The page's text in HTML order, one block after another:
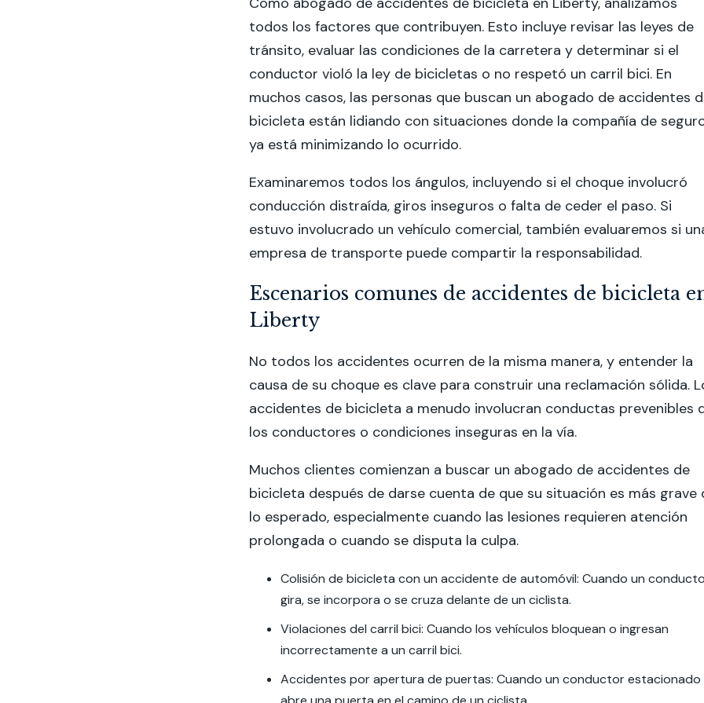
todos los factores que contribuyen. Esto incluye revisar las leyes de
tránsito, evaluar las condiciones de la carretera y determinar si el
conductor violó la ley de bicicletas o no respetó un carril bici. En
muchos casos, las personas que buscan un abogado de accidentes
bicicleta están lidiando con situaciones donde la compañía de
ya está minimizando lo ocurrido.
Examinaremos todos los ángulos, incluyendo si el choque involucró
conducción distraída, giros inseguros o falta de ceder el paso. Si
estuvo involucrado un vehículo comercial, también evaluaremos si
empresa de transporte puede compartir la responsabilidad.
Escenarios comunes de accidentes de bicicleta
Liberty
No todos los accidentes ocurren de la misma manera, y entender la
causa de su choque es clave para construir una reclamación sólida.
accidentes de bicicleta a menudo involucran conductas prevenibles
los conductores o condiciones inseguras en la vía.
Muchos clientes comienzan a buscar un abogado de accidentes de
bicicleta después de darse cuenta de que su situación es más grave
lo esperado, especialmente cuando las lesiones requieren atención
prolongada o cuando se disputa la culpa.
Colisión de bicicleta con un accidente de automóvil: Cuando un
gira, se incorpora o se cruza delante de un ciclista.
Violaciones del carril bici: Cuando los vehículos bloquean o ingresan
incorrectamente a un carril bici.
Accidentes por apertura de puertas: Cuando un conductor estacionado